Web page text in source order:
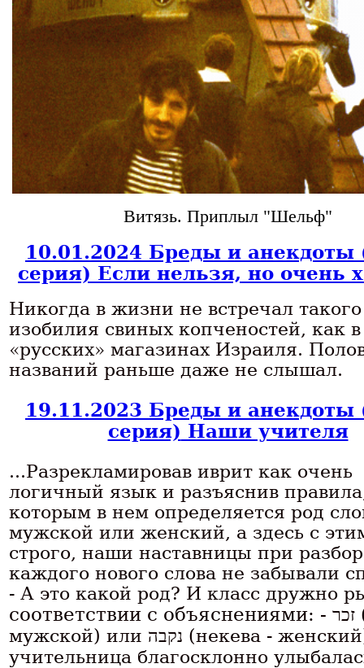
Витязь. Приплыл "Шельф"
10.01.2024 Бреды и анекдоты
серия) Если нельзя, но очень
Никогда в жизни не встречал такого
изобилия свиных копченостей, как в
«русских» магазинах Израиля.
названий раньше даже не слышал.
19.11.2023 Бреды и анекдоты
серия) Наши учителя
...Разрекламировав иврит как очень
логичный язык и разъяснив
которым в нем определяется род
мужской или женский, а здесь с
строго, наши наставницы при
каждого нового слова не забывали
- А это какой род? И класс дружно
соответствии с объяснениями: - זכר
мужской) или נקבה (некева -
учительница благосклонно